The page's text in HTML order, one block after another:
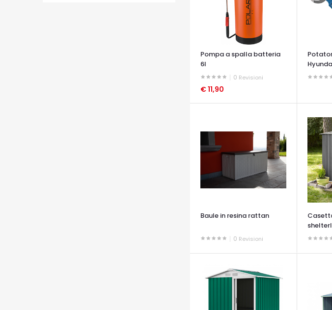
Pompa a spalla batteria
6l
0 Revisioni
€ 11,90
OCCHIATA VELOCE
Baule in resina rattan
0 Revisioni
OCCHIATA VELOCE